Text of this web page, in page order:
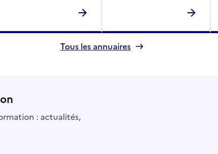
Tous les annuaires
: actualités,